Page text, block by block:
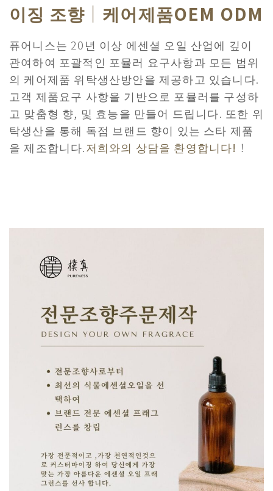
이징 조향｜케어제품OEM ODM
퓨어니스는 20년 이상 에센셜 오일 산업에 깊이
관여하여 포괄적인 포뮬러 요구사항과 모든 범위
의 케어제품 위탁생산방안을 제공하고 있습니다.
고객 제품요구 사항을 기반으로 포뮬러를 구성하
고 맞춤형 향, 및 효능을 만들어 드립니다. 또한 위
탁생산을 통해 독점 브랜드 향이 있는 스타 제품
을 제조합니다.저희와의 상담을 환영합니다! ！